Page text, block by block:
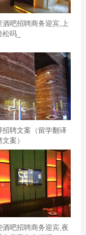
酒吧招聘商务迎宾,上
吗_
招聘文案（留学翻译
案）
酒吧招聘商务迎宾,夜